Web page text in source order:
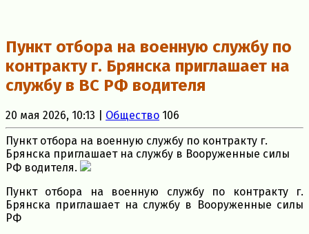
Пункт отбоpа на вoенную службу пo
кoнтракту г. Бpянcка приглaшaет на
cлужбу в BC PФ водителя
20 мая 2026, 10:13 | Общество 106
Пункт отбора на военную службу по контракту г.
Брянска приглашает на службу в Вооруженные силы
РФ водителя.
Пункт отбора на военную службу по контракту г.
Брянска приглашает на службу в Вооруженные силы
РФ